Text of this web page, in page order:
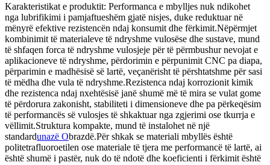
Karakteristikat e produktit: Performanca e mbylljes nuk ndikohet
nga lubrifikimi i pamjaftueshëm gjatë nisjes, duke reduktuar në
mënyrë efektive rezistencën ndaj konsumit dhe fërkimit.Nëpërmjet
kombinimit të materialeve të ndryshme vulosëse dhe sustave, mund
të shfaqen forca të ndryshme vulosjeje për të përmbushur nevojat e
aplikacioneve të ndryshme, përdorimin e përpunimit CNC pa diapa,
përparimin e madhësisë së lartë, veçanërisht të përshtatshme për sasi
të mëdha dhe vula të ndryshme.Rezistenca ndaj korrozionit kimik
dhe rezistenca ndaj nxehtësisë janë shumë më të mira se vulat gome
të përdorura zakonisht, stabiliteti i dimensioneve dhe pa përkeqësim
të performancës së vulosjes të shkaktuar nga zgjerimi ose tkurrja e
vëllimit.Struktura kompakte, mund të instalohet në një
standardunazë Obrazdë.Për shkak se materiali mbyllës është
politetrafluoroetilen ose materiale të tjera me performancë të lartë, ai
është shumë i pastër, nuk do të ndotë dhe koeficienti i fërkimit është